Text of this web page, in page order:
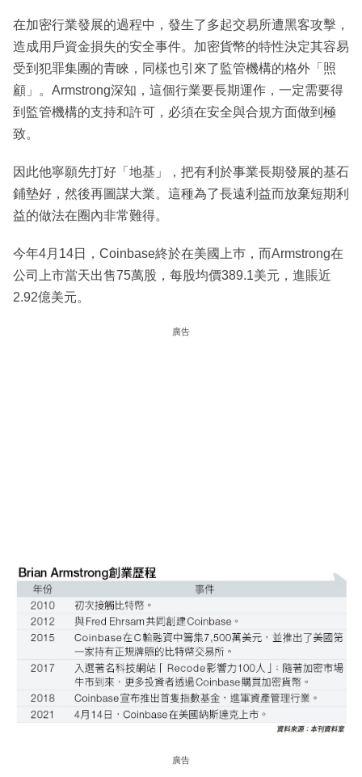
在加密行業發展的過程中，發生了多起交易所遭黑客攻擊，
造成用戶資金損失的安全事件。加密貨幣的特性決定其容易
受到犯罪集團的青睞，同樣也引來了監管機構的格外「照
顧」。Armstrong深知，這個行業要長期運作，一定需要得
到監管機構的支持和許可，必須在安全與合規方面做到極
致。
因此他寧願先打好「地基」，把有利於事業長期發展的基石
鋪墊好，然後再圖謀大業。這種為了長遠利益而放棄短期利
益的做法在圈內非常難得。
今年4月14日，Coinbase終於在美國上巿，而Armstrong在
公司上市當天出售75萬股，每股均價389.1美元，進賬近
2.92億美元。
廣告
廣告